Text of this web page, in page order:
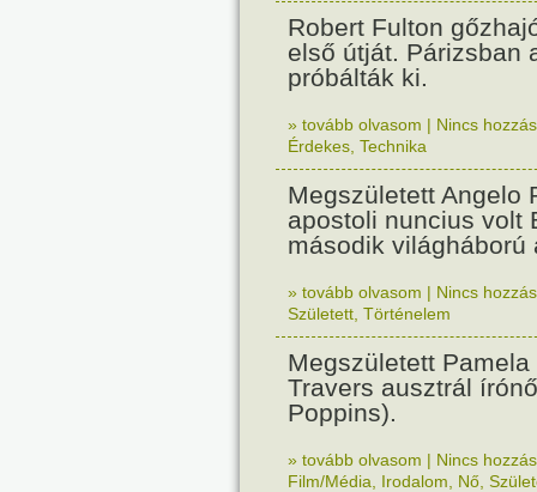
Robert Fulton
első útját. Párizsban
próbálták ki.
» tovább olvasom | Nincs
Érdekes Technika
Megszületett Angelo
apostoli nuncius volt
második világháború
» tovább olvasom | Nincs
Született Történelem
Megszületett Pamela
Travers ausztrál
Poppins).
» tovább olvasom | Nincs
Film/Média
Irodalom Nő